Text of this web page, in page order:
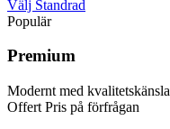
Välj Standrad
Populär
Premium
Modernt med kvalitetskänsla
Offert Pris på förfrågan